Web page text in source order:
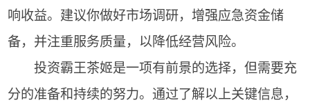
响收益。建议你做好市场调研，增强应急资金储
备，并注重服务质量，以降低经营风险。
投资霸王茶姬是一项有前景的选择，但需要充
分的准备和持续的努力。通过了解以上关键信息，